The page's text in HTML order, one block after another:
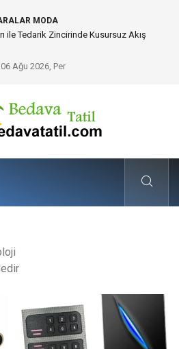
MODA
Prestijinde Ve Zaman Yönetiminde
06 Ağu 2026, Per